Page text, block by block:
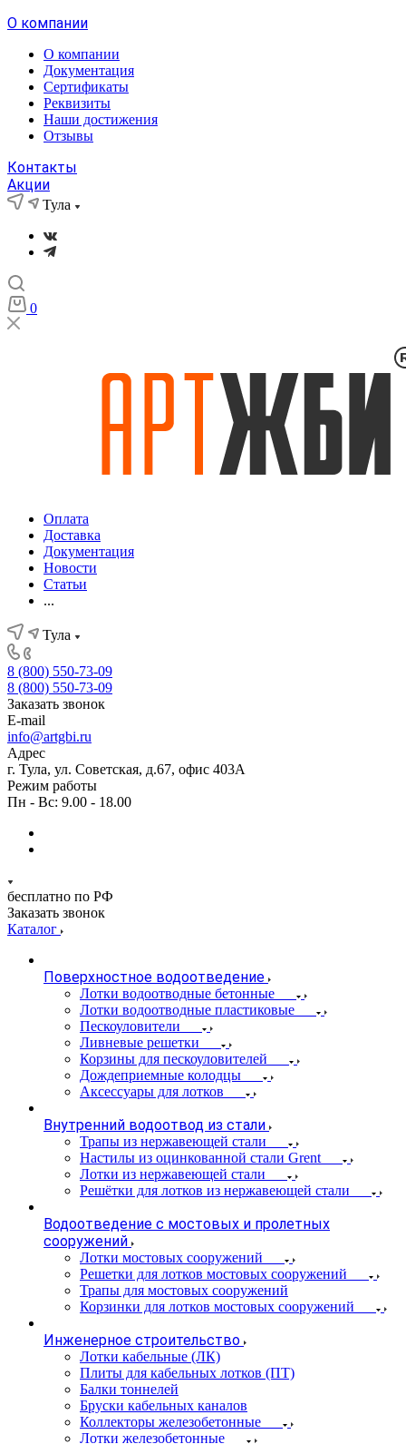
О компании
О компании
Документация
Сертификаты
Реквизиты
Наши достижения
Отзывы
Контакты
Акции
Тула
0
Оплата
Доставка
Документация
Новости
Статьи
...
Тула
8 (800) 550-73-09
8 (800) 550-73-09
Заказать звонок
E-mail
info@artgbi.ru
Адрес
г. Тула, ул. Советская, д.67, офис 403А
Режим работы
Пн - Вс: 9.00 - 18.00
бесплатно по РФ
Заказать звонок
Каталог
Поверхностное водоотведение
Лотки водоотводные бетонные
Лотки водоотводные пластиковые
Пескоуловители
Ливневые решетки
Корзины для пескоуловителей
Дождеприемные колодцы
Аксессуары для лотков
Внутренний водоотвод из стали
Трапы из нержавеющей стали
Настилы из оцинкованной стали Grent
Лотки из нержавеющей стали
Решётки для лотков из нержавеющей стали
Водоотведение с мостовых и пролетных
сооружений
Лотки мостовых сооружений
Решетки для лотков мостовых сооружений
Трапы для мостовых сооружений
Корзинки для лотков мостовых сооружений
Инженерное строительство
Лотки кабельные (ЛК)
Плиты для кабельных лотков (ПТ)
Балки тоннелей
Бруски кабельных каналов
Коллекторы железобетонные
Лотки железобетонные